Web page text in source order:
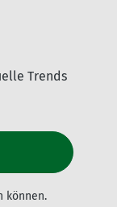
Trends
können.